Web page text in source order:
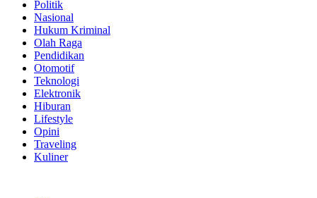
Politik
Nasional
Hukum Kriminal
Olah Raga
Pendidikan
Otomotif
Teknologi
Elektronik
Hiburan
Lifestyle
Opini
Traveling
Kuliner